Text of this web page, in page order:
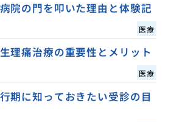
院の門を叩いた理由と体験記
医療
理痛治療の重要性とメリット
医療
期に知っておきたい受診の目